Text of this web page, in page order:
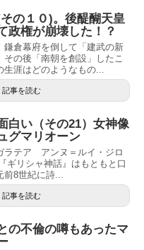
の１０)。後醍醐天皇
政権が崩壊した！？
鎌倉幕府を倒して「建武の新
の後「南朝を創設」したこ
生涯はどのようなもの...
記事を読む
白い（その21）女神像
グマリオーン
ラテア アンヌ＝ルイ・ジロ
ギリシャ神話』はもともと口
前8世紀に詩...
記事を読む
の不倫の噂もあったマ